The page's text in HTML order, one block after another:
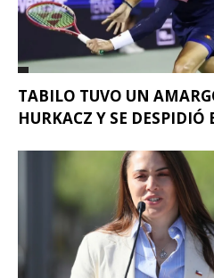
TABILO TUVO UN
HURKACZ Y SE DESPIDIÓ